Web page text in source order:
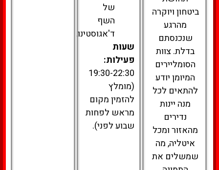
ביטחון ויוקרה
מהרגע
שנכנסתם
בדלת. צוות
הסומליירים
המיומן יודע
להתאים לכל
מנה יינות
נדירים
מהאזור ומכל
איטליה, מה
שמשלים את
של
השף
ד'אגוסטינו.
שעות
פעילות:
19:30-22:30
(מומלץ
להזמין מקום
מראש לפחות
שבוע לפני).